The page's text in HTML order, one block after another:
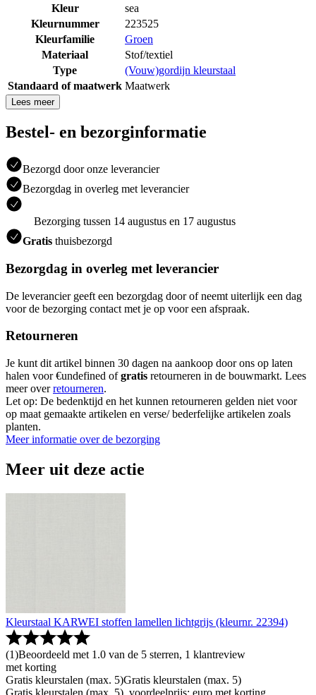
Kleur
sea
Kleurnummer
223525
Kleurfamilie
Groen
Materiaal
Stof/textiel
Type
(Vouw)gordijn kleurstaal
Standaard of maatwerk Maatwerk
Lees meer
Bestel- en bezorginformatie
Bezorgd door onze leverancier
Bezorgdag in overleg met leverancier
Bezorging tussen 14 augustus en 17 augustus
Gratis thuisbezorgd
Bezorgdag in overleg met leverancier
De leverancier geeft een bezorgdag door of neemt uiterlijk een dag
voor de bezorging contact met je op voor een afspraak.
Retourneren
Je kunt dit artikel binnen 30 dagen na aankoop door ons op laten
halen voor €undefined ofgratis retourneren in de bouwmarkt. Lees
meer overretourneren.
Let op: De bedenktijd en het kunnen retourneren gelden niet voor
op maat gemaakte artikelen en verse/ bederfelijke artikelen zoals
planten.
Meer informatie over de bezorging
Meer uit deze actie
Kleurstaal KARWEI stoffen lamellen lichtgrijs (kleurnr. 22394)
(1)Beoordeeld met 1.0 van de 5 sterren, 1 klantreview
met korting
Gratis kleurstalen (max. 5)Gratis kleurstalen (max. 5)
Gratis kleurstalen (max. 5), voordeelprijs: euro met korting